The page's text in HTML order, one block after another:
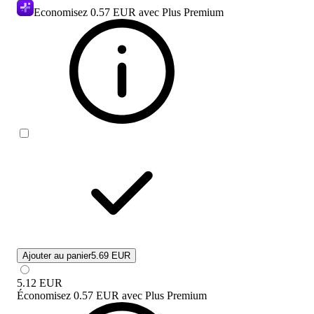
Economisez 0.57 EUR avec Plus Premium
Ajouter au panier5.69 EUR
5.12 EUR
Économisez 0.57 EUR avec Plus Premium